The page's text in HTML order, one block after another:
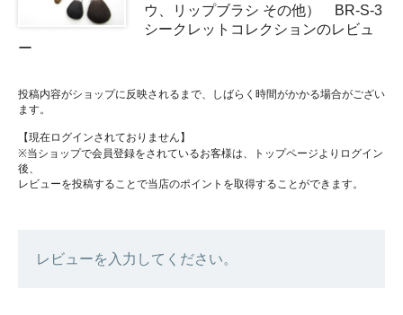
ウ、リップブラシ その他） BR-S-3
シークレットコレクションのレビュ
ー
投稿内容がショップに反映されるまで、しばらく時間がかかる場合がござい
ます。
【現在ログインされておりません】
※当ショップで会員登録をされているお客様は、トップページよりログイン
後、
レビューを投稿することで当店のポイントを取得することができます。
レビューを入力してください。